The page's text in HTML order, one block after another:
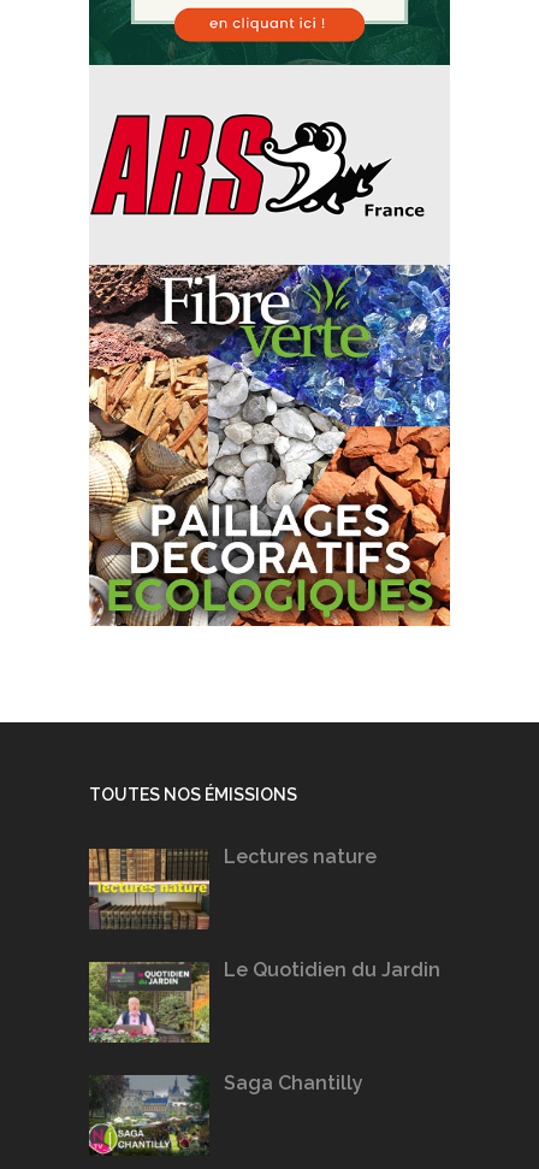
TOUTES NOS ÉMISSIONS
Lectures nature
Le Quotidien du Jardin
Saga Chantilly